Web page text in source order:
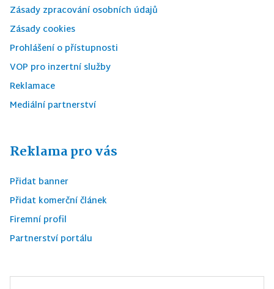
Zásady zpracování osobních údajů
Zásady cookies
Prohlášení o přístupnosti
VOP pro inzertní služby
Reklamace
Mediální partnerství
Reklama pro vás
Přidat banner
Přidat komerční článek
Firemní profil
Partnerství portálu